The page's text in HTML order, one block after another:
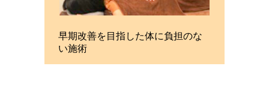
早期改善を目指した体に負担のな
い施術